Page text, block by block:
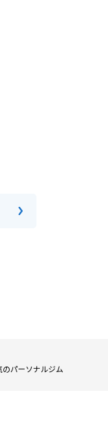
のパーソナルジム